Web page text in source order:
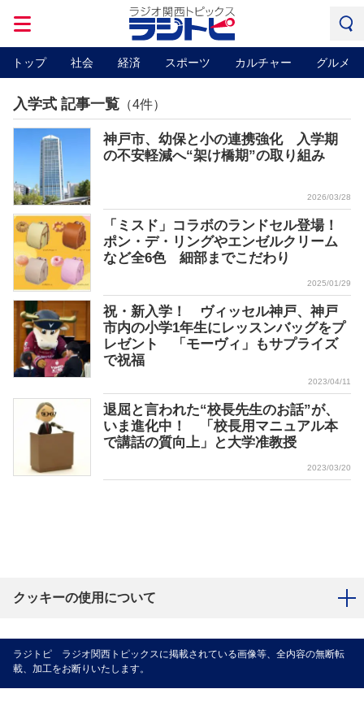
トップ 社会 経済 スポーツ カルチャー グルメ
入学式 記事一覧 （4件）
神戸市、幼保と小の連携強化 入学期
の不安軽減へ“架け橋期”の取り組み
2026/03/28
「ミスド」コラボのランドセル登場！
ポン・デ・リングやエンゼルクリーム
など全6色 細部までこだわり
2025/01/29
祝・新入学！ ヴィッセル神戸、神戸
市内の小学1年生にレッスンバッグをプ
レゼント 「モーヴィ」もサプライズ
で祝福
2023/04/11
退屈と言われた“校長先生のお話”が、
いま進化中！ 「校長用マニュアル本
で講話の質向上」と大学准教授
2023/03/20
クッキーの使用について
ラジトピ ラジオ関西トピックスに掲載されている画像等、全内容の無断転
載、加工をお断りいたします。